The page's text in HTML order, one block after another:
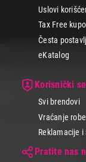
Uslovi
Tax Free
Česta
eKatalog
Korisnički
Svi brendovi
Vraćanje robe
Reklamacije i
Pratite nas